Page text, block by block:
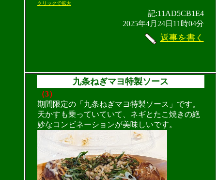
クリックで拡大
記:11AD5CB1E4
2025年4月24日11時04分
返事を書く
九条ねぎマヨ特製ソース
（3）
期間限定の「九条ねぎマヨ特製ソース」です。
天かすも乗っていていて、ネギとたこ焼きの絶
妙なコンビネーションが美味しいです。